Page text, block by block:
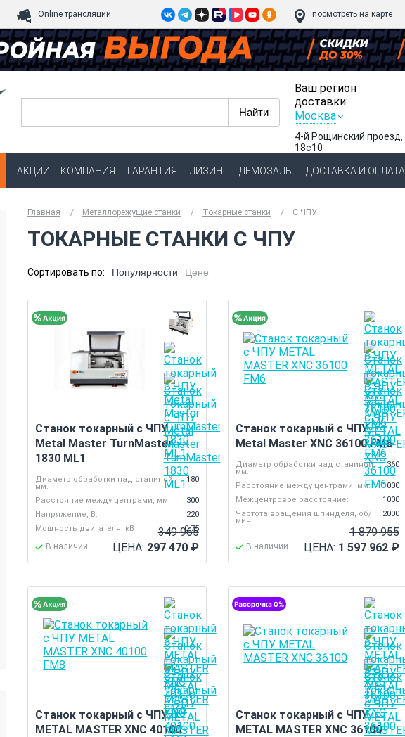
Online трансляции посмотреть на карте
Ваш регион
доставки:
Москва
4-й Рощинский проезд,
18с10
АКЦИИ КОМПАНИЯ ГАРАНТИЯ ЛИЗИНГ ДЕМОЗАЛЫ ДОСТАВКА И ОПЛАТА
Главная Металлорежущие станки Токарные станки C ЧПУ
ТОКАРНЫЕ СТАНКИ С ЧПУ
Сортировать по: Популярности Цене
Станок токарный с ЧПУ
Metal Master TurnMaster
1830 ML1
Диаметр обработки над станиной,
мм:
180
Расстояние между центрами, мм:
300
Напряжение, В:
220
Мощность двигателя, кВт:
0.75
В наличии ЦЕНА: 297 470 ₽
349 965
Станок токарный с ЧПУ
Metal Master XNC 36100 FM6
Диаметр обработки над станиной,
мм:
360
Расстояние между центрами, мм:
1000
Межцентровое расстояние:
1000
Частота вращения шпинделя, об/
мин:
2000
В наличии ЦЕНА: 1 597 962 ₽
1 879 955
Станок токарный с ЧПУ
METAL MASTER XNC 40100
Станок токарный с ЧПУ
METAL MASTER XNC 36100